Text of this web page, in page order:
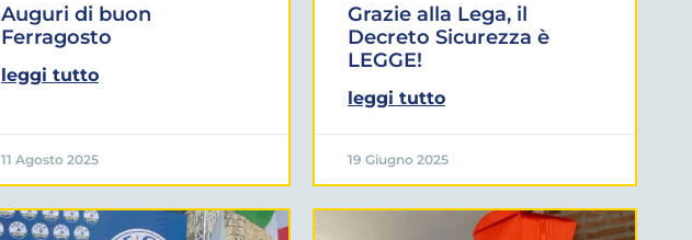
Auguri di buon
Ferragosto
leggi tutto
11 Agosto 2025
Grazie alla Lega, il
Decreto Sicurezza è
LEGGE!
leggi tutto
19 Giugno 2025